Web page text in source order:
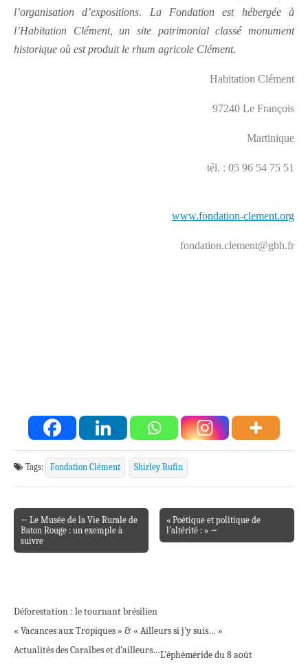
l’organisation d’expositions. La Fondation est hébergée à
l’Habitation Clément, un site patrimonial classé monument
historique où est produit le rhum agricole Clément.
Habitation Clément
97240 Le François
Martinique
tél. : 05 96 54 75 51
www.fondation-clement.org
fondation.clement@gbh.fr
Tags: Fondation Clément Shirley Rufin
Post navigation
← Le Musée de la Vie Rurale de
Baton Rouge : un exemple à
suivre
« Poétique et politique de
l’altérité : » →
Déforestation : le tournant brésilien
« Vacances aux Tropiques » & « Ailleurs si j’y suis… »
Actualités des Caraïbes et d’ailleurs…L’éphéméride du 8 août